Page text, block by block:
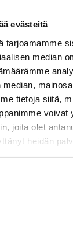
evästeitä
tarjoamamme
median
tietoja siitä,
voivat
joita olet
heidän
Tiia-Riitta
2019 ja